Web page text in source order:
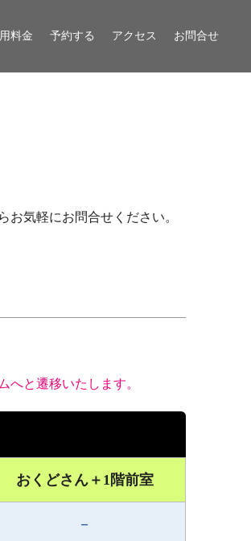
料金 予約する アクセス お問合せ
気軽にお問合せください。
と遷移いたします。
おくどさん＋1階前室
－